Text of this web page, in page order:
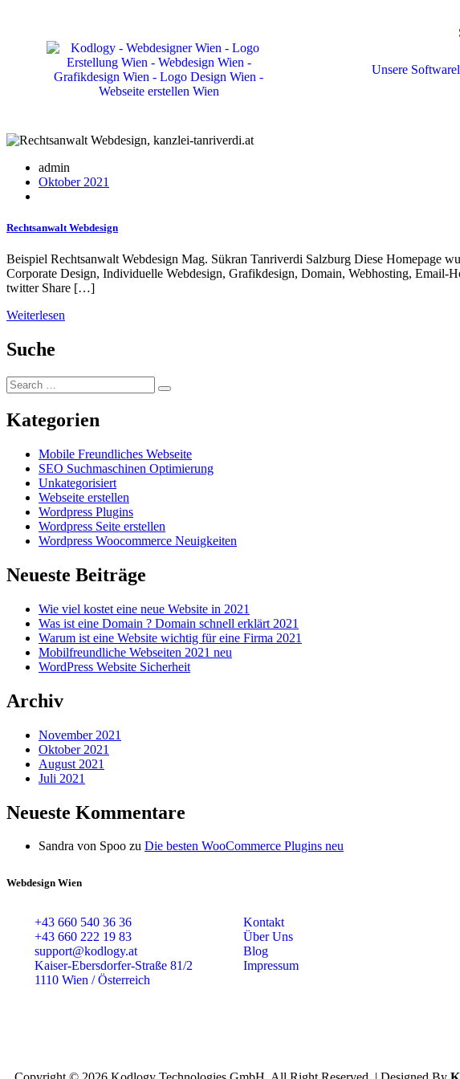
Unsere
admin
Oktober 2021
Rechtsanwalt Webdesign
Beispiel Rechtsanwalt Webdesign Mag. Sükran Tanriverdi Salzburg Diese Homepage
Corporate Design, Individuelle Webdesign, Grafikdesign, Domain, Webhosting, Email-
twitter Share […]
Weiterlesen
Suche
Kategorien
Mobile Freundliches Webseite
SEO Suchmaschinen Optimierung
Unkategorisiert
Webseite erstellen
Wordpress Plugins
Wordpress Seite erstellen
Wordpress Woocommerce Neuigkeiten
Neueste Beiträge
Wie viel kostet eine neue Website in 2021
Was ist eine Domain ? Domain schnell erklärt 2021
Warum ist eine Website wichtig für eine Firma 2021
Mobilfreundliche Webseiten 2021 neu
WordPress Website Sicherheit
Archiv
November 2021
Oktober 2021
August 2021
Juli 2021
Neueste Kommentare
Sandra von Spoo zu Die besten WooCommerce Plugins neu
Webdesign Wien
+43 660 540 36 36
+43 660 222 19 83
support@kodlogy.at
Kaiser-Ebersdorfer-Straße 81/2
1110 Wien / Österreich
Kontakt
Über Uns
Blog
Impressum